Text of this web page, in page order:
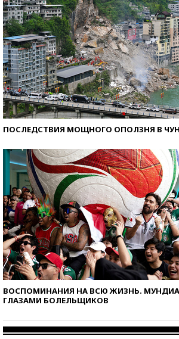
ПОСЛЕДСТВИЯ МОЩНОГО ОПОЛЗНЯ В
ВОСПОМИНАНИЯ НА ВСЮ ЖИЗНЬ.
ГЛАЗАМИ БОЛЕЛЬЩИКОВ